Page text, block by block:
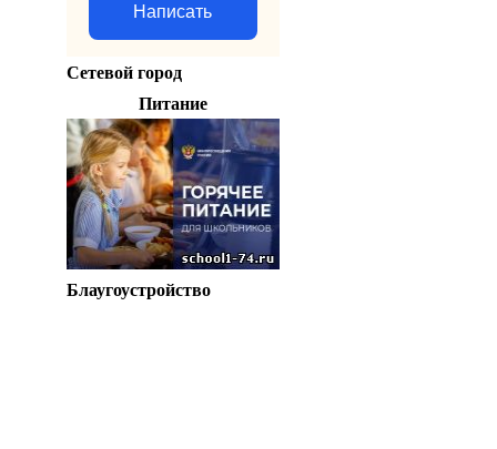
Написать
Сетевой город
Питание
Блаугоустройство